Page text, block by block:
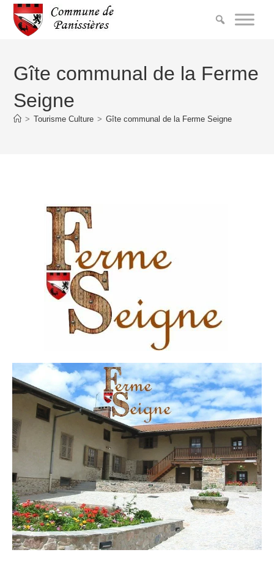
Gîte communal de la Ferme
Seigne
> Tourisme Culture > Gîte communal de la Ferme Seigne